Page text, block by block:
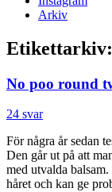
Arkiv
Etikettarkiv:
No poo round
24 svar
För några år sedan
Den går ut på att
med utvalda
håret och kan ge